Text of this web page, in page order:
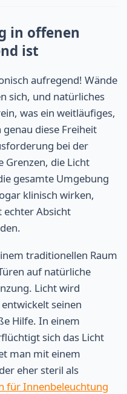
in offenen
ist
aufregend! Wände
sich, und natürliches
was ein weitläufiges,
diese Freiheit
bei der
Grenzen, die Licht
gesamte Umgebung
klinisch wirken,
Absicht
traditionellen Raum
auf natürliche
Licht wird
seinen
Hilfe. In einem
sich das Licht
man mit einem
eher steril als
für Innenbeleuchtung